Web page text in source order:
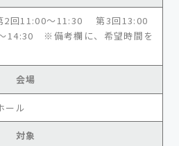
回11:00～11:30 第3回13:00
※備考欄に、希望時間を
会場
ール
対象